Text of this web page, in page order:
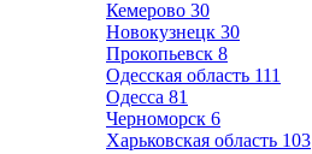
Кемерово 30
Новокузнецк 30
Прокопьевск 8
Одесская область 111
Одесса 81
Черноморск 6
Харьковская область 103